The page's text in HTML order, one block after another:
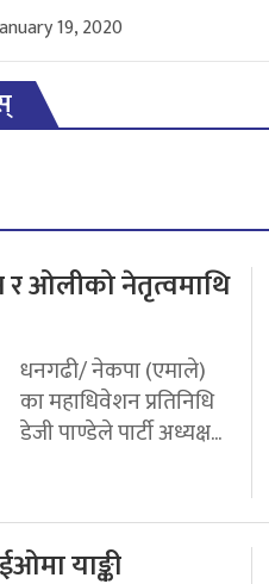
19, 2020
ओलीको नेतृत्वमाथि
धनगढी/ नेकपा (एमाले)
का महाधिवेशन प्रतिनिधि
डेजी पाण्डेले पार्टी अध्यक्ष...
याङ्की